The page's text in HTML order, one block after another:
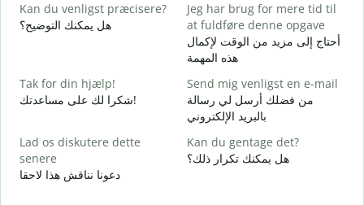
Kan du venligst præcisere?
هل يمكنك التوضيح؟
Jeg har brug for mere tid til
at fuldføre denne opgave
أحتاج إلى مزيد من الوقت لإكمال
هذه المهمة
Tak for din hjælp!
شكرا لك على مساعدتك!
Send mig venligst en e-mail
من فضلك أرسل لي رسالة
بالبريد الإلكتروني
Lad os diskutere dette
senere
دعونا نناقش هذا لاحقا
Kan du gentage det?
هل يمكنك تكرار ذلك؟